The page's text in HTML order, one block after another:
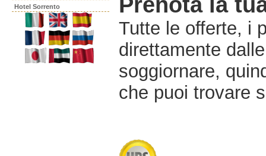
Hotel Sorrento
Tutte le offerte, i
direttamente
soggiornare,
che puoi trovare